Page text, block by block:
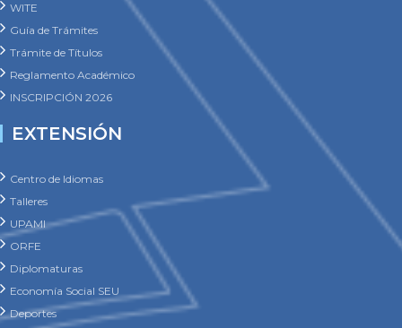
WITE
Guía de Trámites
Trámite de Títulos
Reglamento Académico
INSCRIPCIÓN 2026
EXTENSIÓN
Centro de Idiomas
Talleres
UPAMI
ORFE
Diplomaturas
Economía Social SEU
Deportes